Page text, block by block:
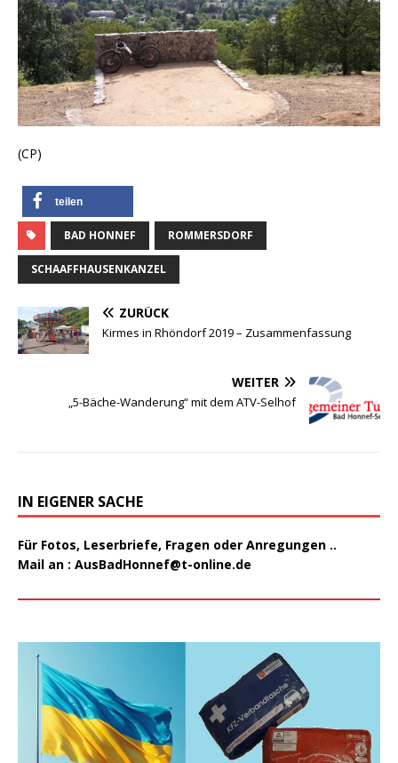
(CP)
teilen
BAD HONNEF ROMMERSDORF
SCHAAFFHAUSENKANZEL
ZURÜCK
Kirmes in Rhöndorf 2019 – Zusammenfassung
WEITER
„5-Bäche-Wanderung“ mit dem ATV-Selhof
IN EIGENER SACHE
Für Fotos, Leserbriefe, Fragen oder Anregungen ..
Mail an : AusBadHonnef@t-online.de